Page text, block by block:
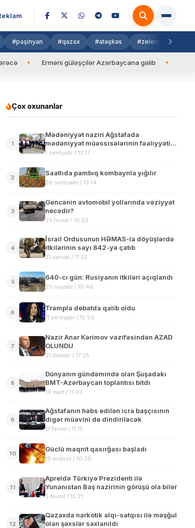
#paşinyan #qazax #atəşkəs #zelenski
Erməni güləşçilər Azərbaycana gəlib İlham Əliyev
Çox oxunanlar
1
Mədəniyyət naziri Ağstafada
mədəniyyət müəssisələrinin fəaliyyəti
ilə tanış olub
1 sentyabr / 13:17
2
Saatlıda pambıq kombaynla yığılır
26 sentyabr / 13:14
3
Gəncənin avtomobil yollarında vəziyyət
necədir?
25 fevral / 10:52
4
İsrail Ordusunun HƏMAS-la döyüşlərdə
itkilərinin sayı 842-yə çatıb
31 yanvar / 11:32
5
640-cı gün: Rusiyanın itkiləri açıqlandı
25 noyabr / 10:46
6
Trampla debatda qalib oldu
11 sentyabr / 15:59
7
Nazir Anar Kərimov vəzifəsindən AZAD
OLUNDU
21 dekabr / 17:25
8
Dünyanın gündəmində olan Şuşadakı
BMT-Azərbaycan toplantısı bitdi
19 mart / 11:03
9
Ağstafanın həbs edilən icra başçısının
digər müavini də dindiriləcək
17 fevral / 11:15
10
Güclü maqnit qasırğası başladı
18 avqust / 10:30
11
Apreldə Türkiyə Prezidenti ilə
Yunanıstan Baş nazirinin görüşü ola bilər
5 fevral / 15:21
12
Qazaxda narkotik alqı-satqısı ilə məşğul
olan şəxslər saxlanıldı